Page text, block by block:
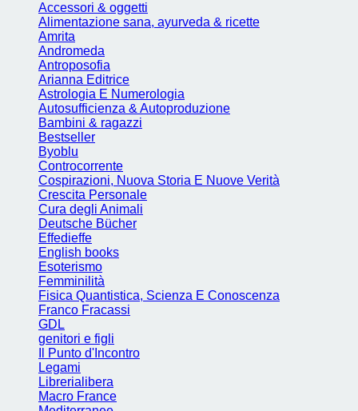
Accessori & oggetti
Alimentazione sana, ayurveda & ricette
Amrita
Andromeda
Antroposofia
Arianna Editrice
Astrologia E Numerologia
Autosufficienza & Autoproduzione
Bambini & ragazzi
Bestseller
Byoblu
Controcorrente
Cospirazioni, Nuova Storia E Nuove Verità
Crescita Personale
Cura degli Animali
Deutsche Bücher
Effedieffe
English books
Esoterismo
Femminilità
Fisica Quantistica, Scienza E Conoscenza
Franco Fracassi
GDL
genitori e figli
Il Punto d'Incontro
Legami
Librerialibera
Macro France